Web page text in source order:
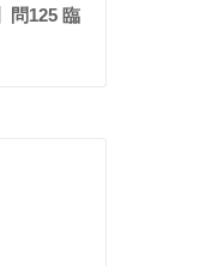
問125 臨